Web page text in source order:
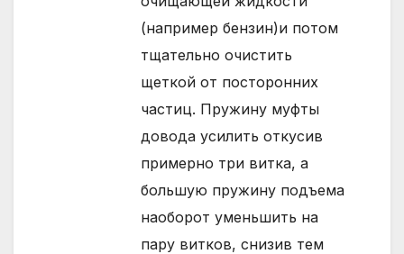
(например бензин)и потом
тщательно очистить
щеткой от посторонних
частиц. Пружину муфты
довода усилить откусив
примерно три витка, а
большую пружину подъема
наоборот уменьшить на
пару витков, снизив тем